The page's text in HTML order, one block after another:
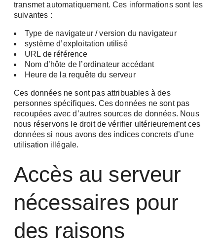
transmet automatiquement. Ces informations sont les
suivantes :
Type de navigateur / version du navigateur
système d’exploitation utilisé
URL de référence
Nom d’hôte de l’ordinateur accédant
Heure de la requête du serveur
Ces données ne sont pas attribuables à des
personnes spécifiques. Ces données ne sont pas
recoupées avec d’autres sources de données. Nous
nous réservons le droit de vérifier ultérieurement ces
données si nous avons des indices concrets d’une
utilisation illégale.
Accès au serveur
nécessaires pour
des raisons